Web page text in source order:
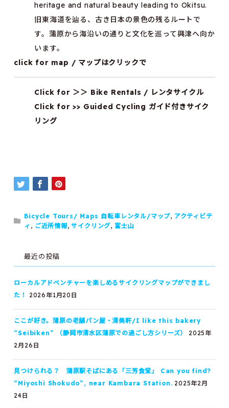
heritage and natural beauty leading to Okitsu.
旧東海道を辿る、古き日本の景色の残るルートで
す。蒲原から海沿いの通りと文化を巡って興津へ向か
います。
click for map / マップはクリックで
Click for ＞＞ Bike Rentals / レンタサイクル
Click for >> Guided Cycling ガイド付きサイク
リング
Bicycle Tours/ Maps 自転車レンタル/マップ, アクティビテ
ィ , ご近所情報,サイクリング, 富士山
最近の投稿
ローカルアドベンチャーを楽しめるサイクリングマップができまし
た！
2026年1月20日
ここが好き。蒲原の老舗パン屋・清美軒/I like this bakery
“Seibiken” （静岡市清水区蒲原での過ごし方シリーズ）
2025年
2月26日
見つけられる？ 蒲原駅そばにある「三芳食堂」 Can you find?
“Miyoshi Shokudo”, near Kambara Station. 2025年2月
24日